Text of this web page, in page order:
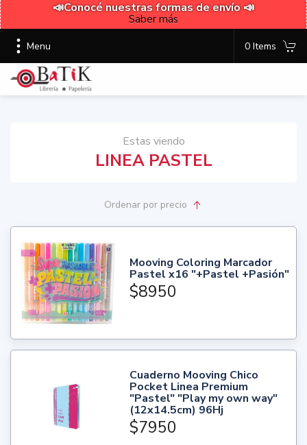
📣Conocé nuestras formas de envío 📣
Saber más
Menu 0 Items
Estas viendo
LINEA PASTEL
Ordenarpor precio
Mooving Coloring Marcador
Pastel x16 "+Pastel +Pasión"
$8950
Cuaderno Mooving Chico
Pocket Linea Premium
"Pastel" "Play my own way"
(12x14.5cm) 96Hj
$7950